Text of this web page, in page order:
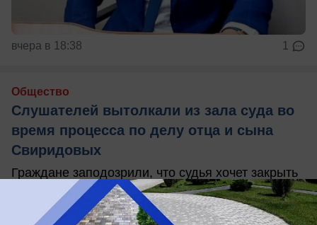
вчера в 18:38 1
Общество
Слушателей вытолкали из зала суда во
время процесса по делу отца и сына
Свиридовых
Граждане заподозрили, что судья хочет закрыть
процесс от общественности